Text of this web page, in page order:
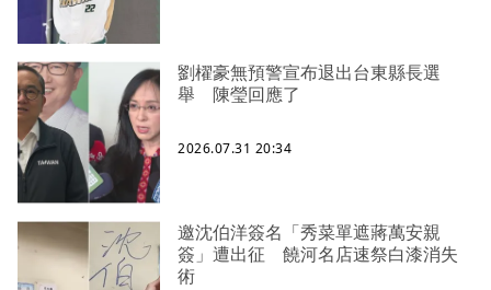
劉櫂豪無預警宣布退出台東縣長選
舉 陳瑩回應了
2026.07.31 20:34
邀沈伯洋簽名「秀菜單遮蔣萬安親
簽」遭出征 饒河名店速祭白漆消失
術